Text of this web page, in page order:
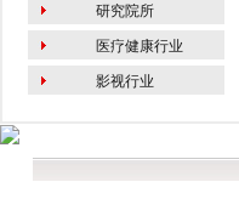
研究院所
医疗健康行业
影视行业